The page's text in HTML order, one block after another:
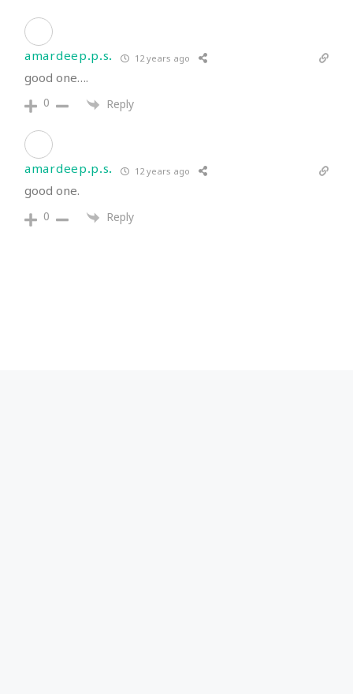
amardeep.p.s. 12 years ago
good one….
0 Reply
amardeep.p.s. 12 years ago
good one.
0 Reply